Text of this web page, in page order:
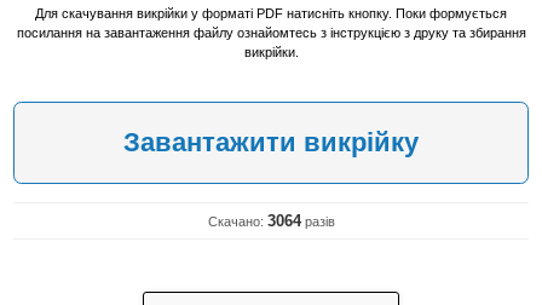
Для скачування викрійки у форматі PDF натисніть кнопку. Поки формується
посилання на завантаження файлу ознайомтесь з інструкцією з друку та збирання
викрійки.
Завантажити викрійку
Скачано: 3064разів